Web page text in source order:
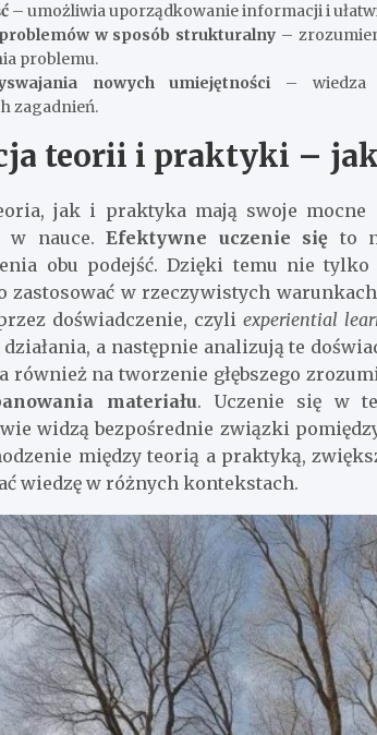
– umożliwia uporządkowanie informacji i
w sposób strukturalny –
problemu.
nowych umiejętności – wiedza
zagadnień.
teorii i praktyki – jak
jak i praktyka mają swoje
w nauce.Efektywne uczenie się to
obu podejść. Dzięki temu nie
zastosować w rzeczywistych
doświadczenie, czyliexperiential
a następnie analizują te
również na tworzenie głębszego
materiału. Uczenie się w
widzą bezpośrednie związki
między teorią a praktyką,
wiedzę w różnych kontekstach.